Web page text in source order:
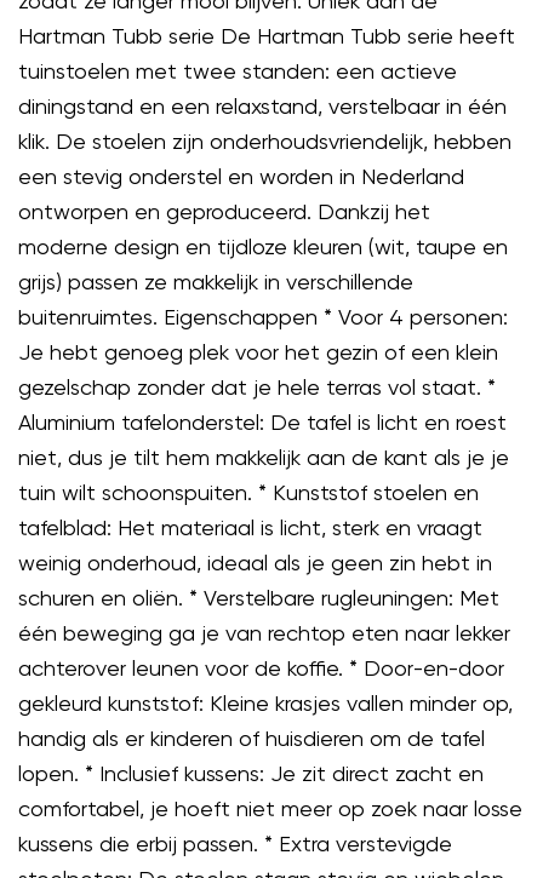
Hartman Tubb serie De Hartman Tubb serie heeft
tuinstoelen met twee standen: een actieve
diningstand en een relaxstand, verstelbaar in één
klik. De stoelen zijn onderhoudsvriendelijk, hebben
een stevig onderstel en worden in Nederland
ontworpen en geproduceerd. Dankzij het
moderne design en tijdloze kleuren (wit, taupe en
grijs) passen ze makkelijk in verschillende
buitenruimtes. Eigenschappen * Voor 4 personen:
Je hebt genoeg plek voor het gezin of een klein
gezelschap zonder dat je hele terras vol staat. *
Aluminium tafelonderstel: De tafel is licht en roest
niet, dus je tilt hem makkelijk aan de kant als je je
tuin wilt schoonspuiten. * Kunststof stoelen en
tafelblad: Het materiaal is licht, sterk en vraagt
weinig onderhoud, ideaal als je geen zin hebt in
schuren en oliën. * Verstelbare rugleuningen: Met
één beweging ga je van rechtop eten naar lekker
achterover leunen voor de koffie. * Door-en-door
gekleurd kunststof: Kleine krasjes vallen minder op,
handig als er kinderen of huisdieren om de tafel
lopen. * Inclusief kussens: Je zit direct zacht en
comfortabel, je hoeft niet meer op zoek naar losse
kussens die erbij passen. * Extra verstevigde